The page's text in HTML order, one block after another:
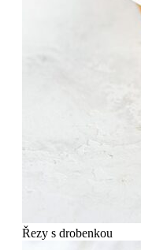
Řezy s drobenkou